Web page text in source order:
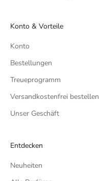
Konto & Vorteile
Konto
Bestellungen
Treueprogramm
Versandkostenfrei bestellen
Unser Geschäft
Entdecken
Neuheiten